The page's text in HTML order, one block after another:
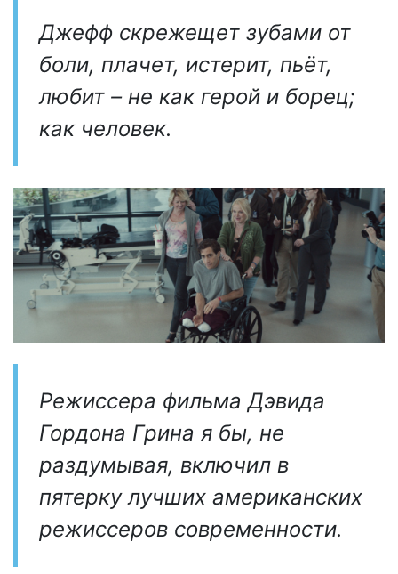
Джефф скрежещет зубами от
боли, плачет, истерит, пьёт,
любит – не как герой и борец;
как человек.
Режиссера фильма Дэвида
Гордона Грина я бы, не
раздумывая, включил в
пятерку лучших американских
режиссеров современности.